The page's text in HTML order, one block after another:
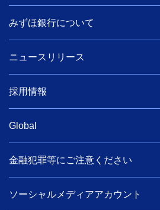
みずほ銀行について
ニュースリリース
採用情報
Global
金融犯罪等にご注意ください
ソーシャルメディアアカウント